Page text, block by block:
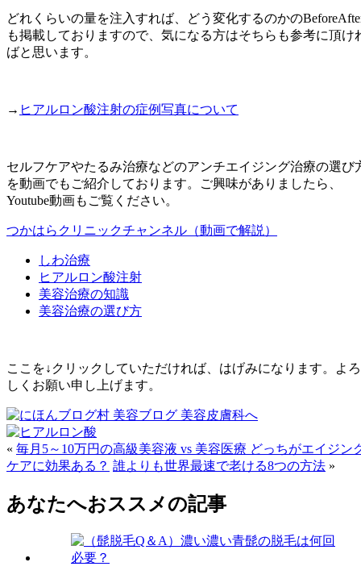
どれくらいの量を注入すれば、どう変化するのかの
も掲載しておりますので、気になる方はそちらも参考に頂け
ばと思います。
→ ヒアルロン酸注射の症例写真について
セルフケアやたるみ治療などのアンチエイジング治療の選び
を動画でもご紹介しております。ご興味がありましたら、
Youtube動画もご覧ください。
つかはらクリニックチャンネル（動画で解説）
しわ治療
ヒアルロン酸注射
美容治療の知識
美容治療の選び方
ここを↓クリックしていただければ、はげみになります。よろ
しくお願い申し上げます。
« 毎月5～10万円の高級美容液 vs 美容医療 どっちがエイジン
ケアに効果ある？ 誰よりも世界最速で老ける8つの方法 »
あなたへおススメの記事